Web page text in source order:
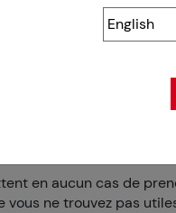
des cookies, vous
pages web sur
cookies sont
supprimées de nos
en aucun cas de
ne trouvez pas